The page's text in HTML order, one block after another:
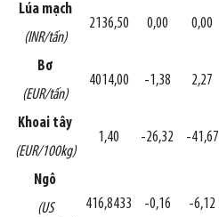
Lúa mạch
(INR/tấn)
2136,50 0,00 0,00
Bơ
(EUR/tấn)
4014,00 -1,38 2,27
Khoai tây
(EUR/100kg)
1,40 -26,32 -41,67
Ngô
(US
416,8433 -0,16 -6,12